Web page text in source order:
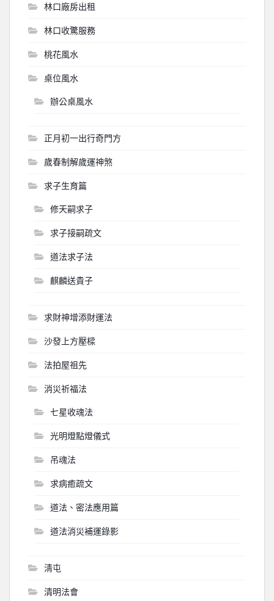
林口廠房出租
林口收驚服務
桃花風水
桌位風水
辦公桌風水
正月初一出行奇門方
歲春制解歲運神煞
求子生育篇
修天嗣求子
求子接嗣疏文
道法求子法
麒麟送貴子
求財神增添財運法
沙發上方壓樑
法拍屋祖先
消災祈福法
七星收魂法
光明燈點燈儀式
吊魂法
求病癒疏文
道法、密法應用篇
道法消災補運錄影
淸屯
清明法會